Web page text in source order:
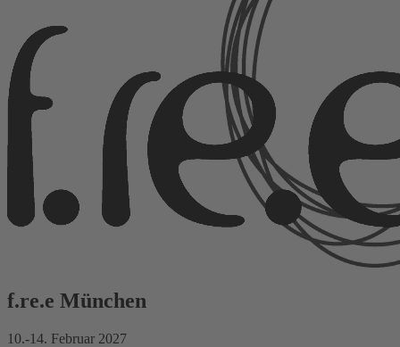
f.re.e München
10.-14. Februar 2027